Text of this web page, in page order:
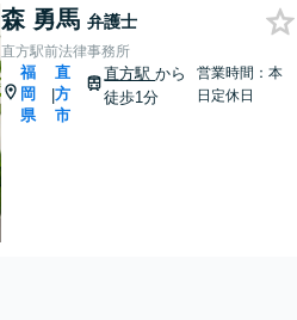
森 勇馬 弁護士
直方駅前法律事務所
福
岡
県
|
直
方
市
直方駅から
徒歩1分
営業時間：本
日定休日